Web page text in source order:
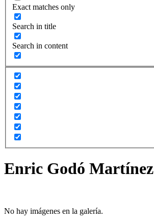
Exact matches only
Search in title
Search in content
Enric Godó Martínez
No hay imágenes en la galería.